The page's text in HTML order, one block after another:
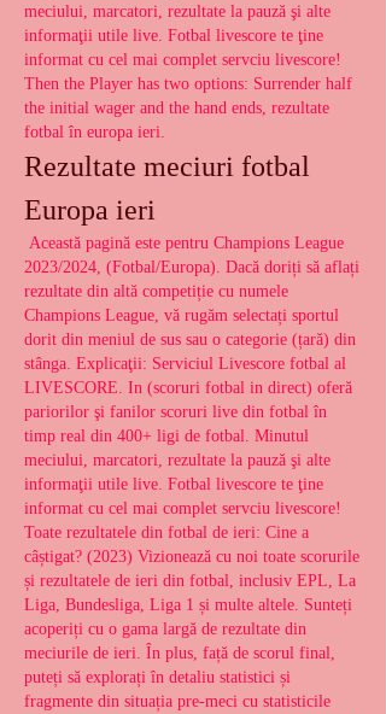
meciului, marcatori, rezultate la pauză şi alte
informaţii utile live. Fotbal livescore te ţine
informat cu cel mai complet servciu livescore!
Then the Player has two options: Surrender half
the initial wager and the hand ends, rezultate
fotbal în europa ieri.
Rezultate meciuri fotbal
Europa ieri
2023/2024, (Fotbal/Europa). Dacă doriți să aflați
rezultate din altă competiție cu numele
Champions League, vă rugăm selectați sportul
dorit din meniul de sus sau o categorie (țară) din
stânga. Explicaţii: Serviciul Livescore fotbal al
LIVESCORE. In (scoruri fotbal in direct) oferă
pariorilor şi fanilor scoruri live din fotbal în
timp real din 400+ ligi de fotbal. Minutul
meciului, marcatori, rezultate la pauză şi alte
informaţii utile live. Fotbal livescore te ţine
informat cu cel mai complet servciu livescore!
Toate rezultatele din fotbal de ieri: Cine a
câștigat? (2023) Vizionează cu noi toate scorurile
și rezultatele de ieri din fotbal, inclusiv EPL, La
Liga, Bundesliga, Liga 1 și multe altele. Sunteți
acoperiți cu o gama largă de rezultate din
meciurile de ieri. În plus, față de scorul final,
puteți să explorați în detaliu statistici și
fragmente din situația pre-meci cu statisticile